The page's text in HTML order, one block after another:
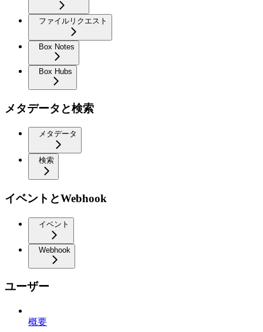
ファイルリクエスト
Box Notes
Box Hubs
メタデータと検索
メタデータ
検索
イベントとWebhook
イベント
Webhook
ユーザー
概要